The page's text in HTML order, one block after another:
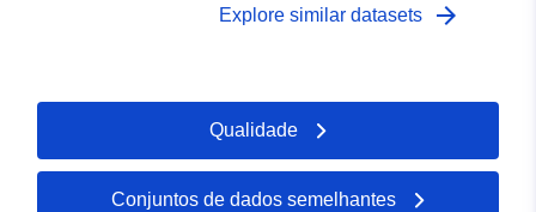
Explore similar datasets arrow_forward
Qualidade
Conjuntos de dados semelhantes